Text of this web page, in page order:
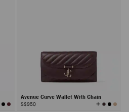
Avenue Curve Wallet With Chain
S$950 查
看